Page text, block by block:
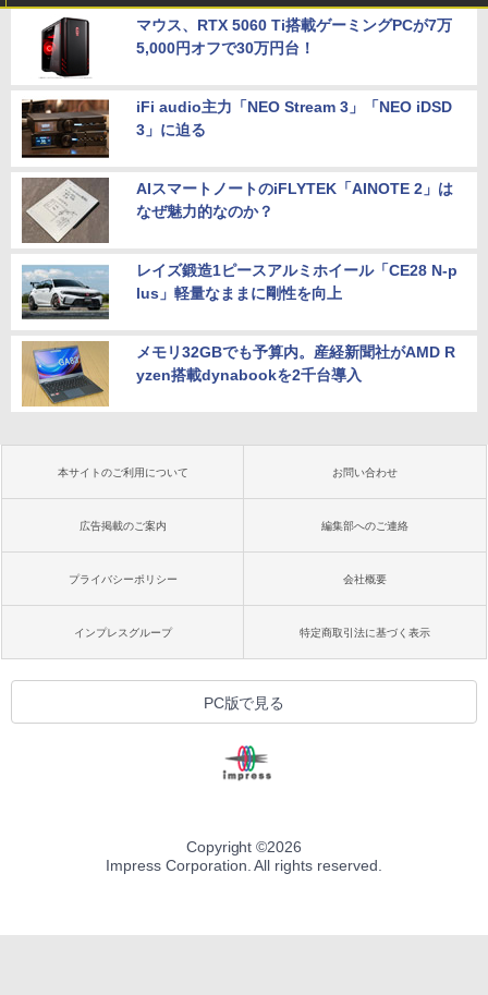
マウス、RTX 5060 Ti搭載ゲーミングPCが7万
5,000円オフで30万円台！
iFi audio主力「NEO Stream 3」「NEO iDSD
3」に迫る
AIスマートノートのiFLYTEK「AINOTE 2」は
なぜ魅力的なのか？
レイズ鍛造1ピースアルミホイール「CE28 N-p
lus」軽量なままに剛性を向上
メモリ32GBでも予算内。産経新聞社がAMD R
yzen搭載dynabookを2千台導入
本サイトのご利用について お問い合わせ
広告掲載のご案内 編集部へのご連絡
プライバシーポリシー 会社概要
インプレスグループ 特定商取引法に基づく表示
PC版で見る
Copyright ©2026
Impress Corporation. All rights reserved.